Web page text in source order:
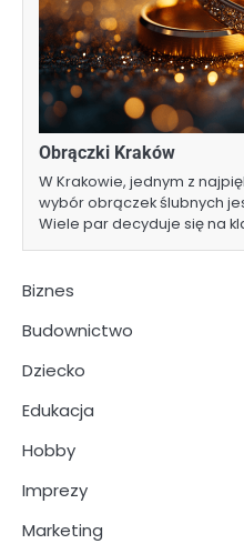
Obrączki Kraków
W Krakowie, jednym z
wybór obrączek ślubnych
Wiele par decyduje się na
Biznes
Budownictwo
Dziecko
Edukacja
Hobby
Imprezy
Marketing